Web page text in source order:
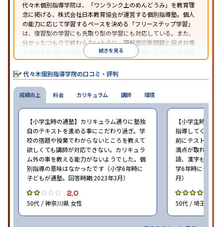
代々木個別指導学院は、「ワンランク上のめんどうみ」を教育理
念に掲げる、株式会社日本教育協会が運営する個別指導塾。個人
の能力に応じて学習するペースを決める「フリーステップ学習」
は、復習型の学習にも先取り型の学習にも対応している。また、
分かったつもりで終わらないように、理解度診断問題と弱点対策
テキストを用いて学習の定着を図る「反復学習システム」を採用
している。
続きを見る
代々木個別指導学院の口コミ・評判
成績向上
【小学生時の通塾】カリキュラム通りに塾独
自のテキストを進める事にこだわり過ぎ。学
校の宿題や授業でわからないところを教えて
欲しくても講師が対応できない。カリキュラ
ム外の事を教える能力がないようでした。個
別指導の意味はなかったです（小学6年時に
子どもが通塾。回答時期:2023年3月）
2.0
50代 / 神奈川県 女性
【小学生時の通
指導してくれた
前にテストがあ
満点が取れるよ
語、漢字も進ん
学6年時に子ど
月）
50代 / 埼玉県 女
料金 カリキュラム 講師 環境